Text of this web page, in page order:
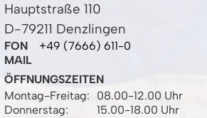
Hauptstraße 110
D-79211 Denzlingen
FON
+49 (7666) 611-0
MAIL
ÖFFNUNGSZEITEN
Montag-Freitag:
08.00-12.00 Uhr
Donnerstag:
15.00-18.00 Uhr